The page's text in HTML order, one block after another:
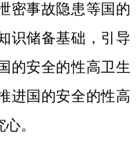
密事故隐患等国的
识储备基础，引导
的安全的性高卫生
进国的安全的性高
。